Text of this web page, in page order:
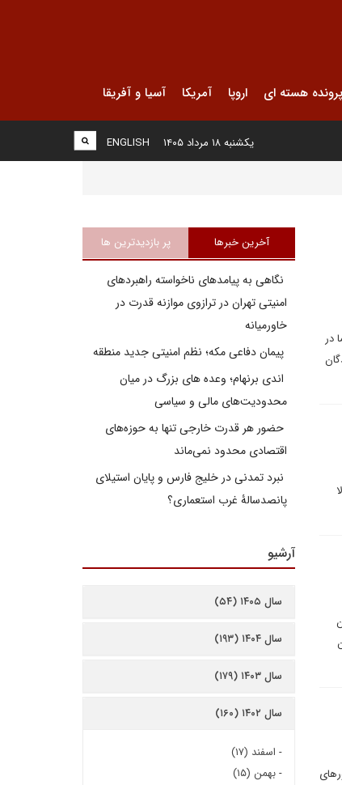
پرونده هسته ای اروپا آمریکا آسیا و آفریقا
ENGLISH یکشنبه ۱۸ مرداد ۱۴۰۵
در
آخرین خبرها پر بازدیدترین ها
نگاهی به پیامدهای ناخواسته راهبردهای
امنیتی تهران در ترازوی موازنه قدرت در
خاورمیانه
پیمان دفاعی مکه؛ نظم امنیتی جدید منطقه
اندی برنهام؛ وعده های بزرگ در میان
محدودیت‌های مالی و سیاسی
حضور هر قدرت خارجی تنها به حوزه‌های
اقتصادی محدود نمی‌ماند
نبرد تمدنی در خلیج فارس و پایان استیلای
پانصدسالۀ غرب استعماری؟
آرشیو
سال ۱۴۰۵ (۵۴)
سال ۱۴۰۴ (۱۹۳)
سال ۱۴۰۳ (۱۷۹)
سال ۱۴۰۲ (۱۶۰)
- اسفند (۱۷)
-بهمن (۱۵)